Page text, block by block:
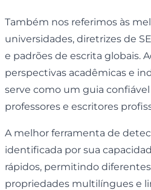
Também nos referimos às
universidades, diretrizes de
e padrões de escrita globais.
perspectivas acadêmicas e
serve como um guia
professores e escritores
A melhor ferramenta de
identificada por sua
rápidos, permitindo
propriedades multilíngues e